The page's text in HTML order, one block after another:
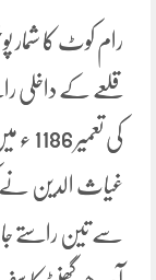
رام کوٹ کا شمار
قلعے کے داخلی
کی
غیاث الدین نے کی
سے تین راستے